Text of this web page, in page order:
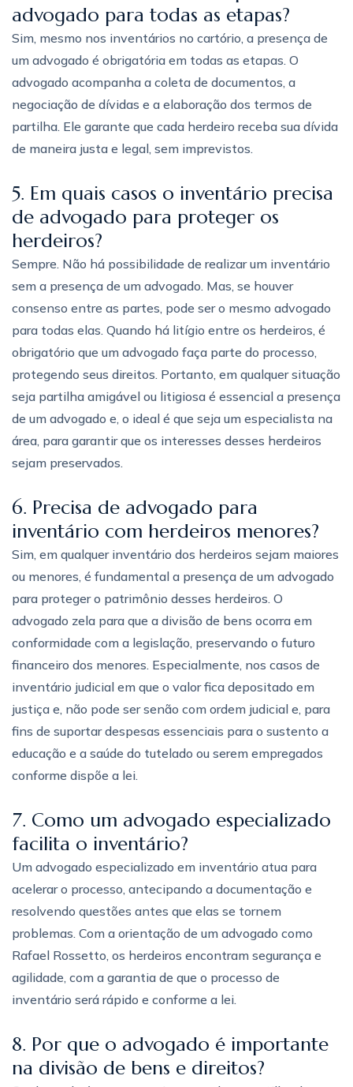
advogado para todas as etapas?
Sim, mesmo nos inventários no cartório, a presença de
um advogado é obrigatória em todas as etapas. O
advogado acompanha a coleta de documentos, a
negociação de dívidas e a elaboração dos termos de
partilha. Ele garante que cada herdeiro receba sua dívida
de maneira justa e legal, sem imprevistos.
5. Em quais casos o inventário precisa
de advogado para proteger os
herdeiros?
Sempre. Não há possibilidade de realizar um inventário
sem a presença de um advogado. Mas, se houver
consenso entre as partes, pode ser o mesmo advogado
para todas elas. Quando há litígio entre os herdeiros, é
obrigatório que um advogado faça parte do processo,
protegendo seus direitos. Portanto, em qualquer situação
seja partilha amigável ou litigiosa é essencial a presença
de um advogado e, o ideal é que seja um especialista na
área, para garantir que os interesses desses herdeiros
sejam preservados.
6. Precisa de advogado para
inventário com herdeiros menores?
Sim, em qualquer inventário dos herdeiros sejam maiores
ou menores, é fundamental a presença de um advogado
para proteger o patrimônio desses herdeiros. O
advogado zela para que a divisão de bens ocorra em
conformidade com a legislação, preservando o futuro
financeiro dos menores. Especialmente, nos casos de
inventário judicial em que o valor fica depositado em
justiça e, não pode ser senão com ordem judicial e, para
fins de suportar despesas essenciais para o sustento a
educação e a saúde do tutelado ou serem empregados
conforme dispõe a lei.
7. Como um advogado especializado
facilita o inventário?
Um advogado especializado em inventário atua para
acelerar o processo, antecipando a documentação e
resolvendo questões antes que elas se tornem
problemas. Com a orientação de um advogado como
Rafael Rossetto, os herdeiros encontram segurança e
agilidade, com a garantia de que o processo de
inventário será rápido e conforme a lei.
8. Por que o advogado é importante
na divisão de bens e direitos?